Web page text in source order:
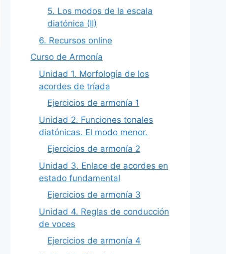
5. Los modos de la escala
diatónica (II)
6. Recursos online
Curso de Armonía
Unidad 1. Morfología de los
acordes de tríada
Ejercicios de armonía 1
Unidad 2. Funciones tonales
diatónicas. El modo menor.
Ejercicios de armonía 2
Unidad 3. Enlace de acordes en
estado fundamental
Ejercicios de armonía 3
Unidad 4. Reglas de conducción
de voces
Ejercicios de armonía 4